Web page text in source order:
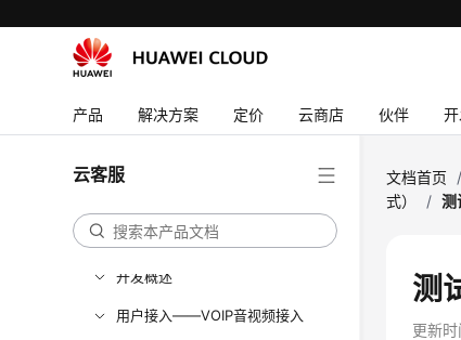
产品 解决方案 定价 云商店 伙伴
云客服
产品介绍
快速入门
开发指南
开发概述
用户接入——VOIP音视频接入
文档首页 /
式）
/ 测
测
更新时